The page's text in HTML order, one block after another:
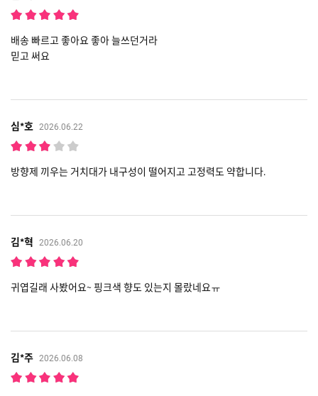
배송 빠르고 좋아요 좋아 늘쓰던거라
믿고 써요
심*호 2026.06.22
방향제 끼우는 거치대가 내구성이 떨어지고 고정력도 약합니다.
김*혁 2026.06.20
귀엽길래 사봤어요~ 핑크색 향도 있는지 몰랐네요ㅠ
김*주 2026.06.08